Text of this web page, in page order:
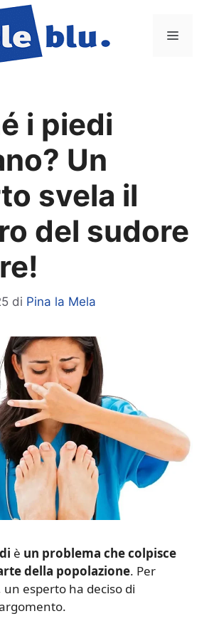
Menu
i piedi
Un
svela il
del sudore
di Pina la Mela
è un problema che colpisce
della popolazione. Per
esperto ha deciso di